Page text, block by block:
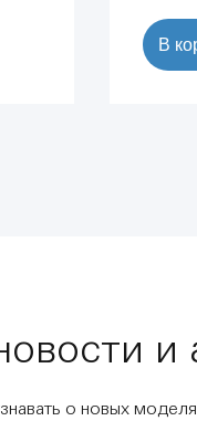
В
и
о новых